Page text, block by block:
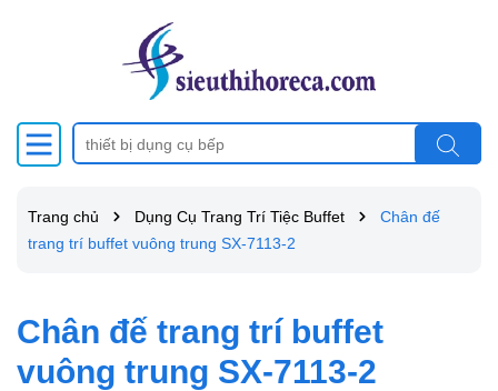
Trang chủ Dụng Cụ Trang Trí Tiệc Buffet
Chân đế
trang trí buffet vuông trung SX-7113-2
Chân đế trang trí buffet
vuông trung SX-7113-2